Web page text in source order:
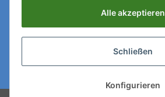
Vertrag widerrufen
Folgen Sie uns auf
Wir versenden mit
Alle akzeptieren
Schließen
Konfigurieren